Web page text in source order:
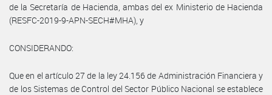
de la Secretaría de Hacienda, ambas del ex Ministerio de Hacienda
(RESFC-2019-9-APN-SECH#MHA), y
CONSIDERANDO:
Que en el artículo 27 de la ley 24.156 de Administración Financiera y
de los Sistemas de Control del Sector Público Nacional se establece